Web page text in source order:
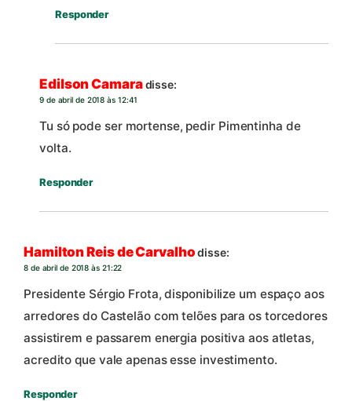
Responder
Edilson Camaradisse:
9 de abril de 2018 às 12:41
Tu só pode ser mortense, pedir Pimentinha de
volta.
Responder
Hamilton Reis de Carvalho disse:
8 de abril de 2018 às 21:22
Presidente Sérgio Frota, disponibilize um espaço aos
arredores do Castelão com telões para os torcedores
assistirem e passarem energia positiva aos atletas,
acredito que vale apenas esse investimento.
Responder